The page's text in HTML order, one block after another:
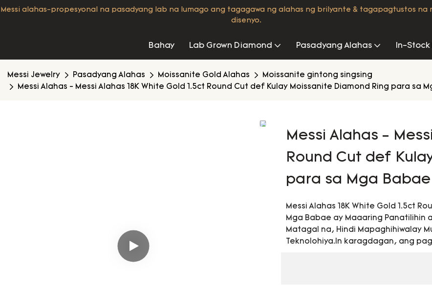
Messi alahas-propesyonal na pasadyang lab na lumago ang tagagawa ng alahas ng brilyante & tagapagtustos na
disenyo.
Bahay Lab Grown Diamond Pasadyang Alahas In-
Messi Jewelry Pasadyang Alahas Moissanite Gold Alahas
Moissanite gintong singsing
Messi Alahas - Messi Alahas 18K White Gold 1.5ct Round Cut def Kulay Moissanite Diamond Ring para sa
Messi Alahas -
Round Cut def
para sa Mga
Messi Alahas 18K White Gold 1.5ct
Mga Babae ay Maaaring Panatilihin
Matagal na, Hindi Mapaghihiwalay
Teknolohiya.In karagdagan, ang